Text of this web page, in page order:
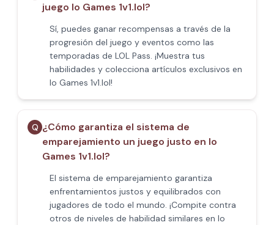
juego Io Games 1v1.lol?
Sí, puedes ganar recompensas a través de la
progresión del juego y eventos como las
temporadas de LOL Pass. ¡Muestra tus
habilidades y colecciona artículos exclusivos en
Io Games 1v1.lol!
Q ¿Cómo garantiza el sistema de
emparejamiento un juego justo en Io
Games 1v1.lol?
El sistema de emparejamiento garantiza
enfrentamientos justos y equilibrados con
jugadores de todo el mundo. ¡Compite contra
otros de niveles de habilidad similares en Io